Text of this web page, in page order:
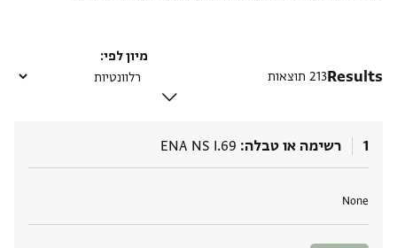
Results213 תוצאות
מיון לפי
1 רשימה או טבלה ENA NS I.69
None